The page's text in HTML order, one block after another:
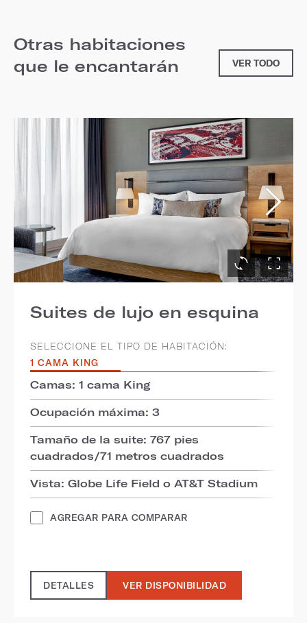
Otras habitaciones
que le encantarán
VER TODO
Suites de lujo en esquina
SELECCIONE EL TIPO DE HABITACIÓN:
1 CAMA KING
Camas: 1 cama King
Ocupación máxima: 3
Tamaño de la suite: 767 pies
cuadrados/71 metros cuadrados
Vista: Globe Life Field o AT&T Stadium
AGREGAR PARA COMPARAR
DETALLES VER DISPONIBILIDAD